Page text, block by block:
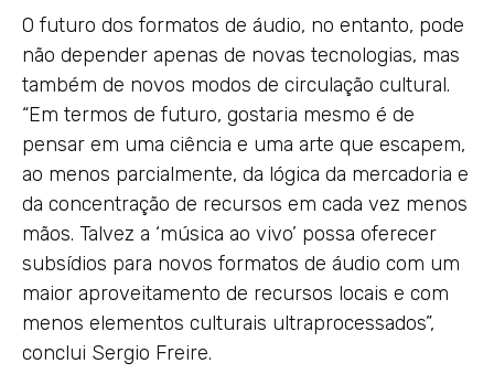
O futuro dos formatos de áudio, no entanto, pode
não depender apenas de novas tecnologias, mas
também de novos modos de circulação cultural.
“Em termos de futuro, gostaria mesmo é de
pensar em uma ciência e uma arte que escapem,
ao menos parcialmente, da lógica da mercadoria e
da concentração de recursos em cada vez menos
mãos. Talvez a ‘música ao vivo’ possa oferecer
subsídios para novos formatos de áudio com um
maior aproveitamento de recursos locais e com
menos elementos culturais ultraprocessados”,
conclui Sergio Freire.